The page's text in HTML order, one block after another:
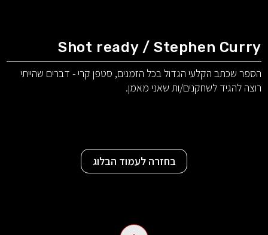
Shot ready / Stephen Curry
הספר שכתב הקלעי הגדול בכל הזמנים, סטפן קרי - דברים שהייתי
רוצה להגיד לשחקנים/ות שאני מאמן.
בחזרה לעמוד הבלוג